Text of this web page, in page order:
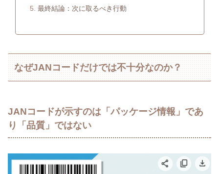
最終結論：次に取るべき行動
なぜJANコードだけでは不十分なのか？
JANコードが示すのは「パッケージ情報」であ
り「品質」ではない